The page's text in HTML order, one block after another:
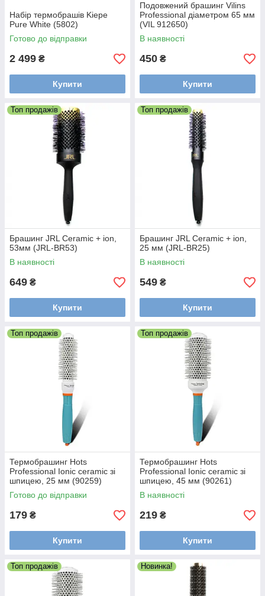
Набір термобрашів Kiepe
Pure White (5802)
Готово до відправки
2 499 ₴
Купити
Подовжений брашинг Vilins
Professional діаметром 65 мм
(VIL 912650)
В наявності
450 ₴
Купити
Топ продажів
Брашинг JRL Ceramic + ion,
53мм (JRL-BR53)
В наявності
649 ₴
Купити
Топ продажів
Брашинг JRL Ceramic + ion,
25 мм (JRL-BR25)
В наявності
549 ₴
Купити
Топ продажів
Термобрашинг Hots
Professional Ionic ceramic зі
шпицею, 25 мм (90259)
Готово до відправки
179 ₴
Купити
Топ продажів
Термобрашинг Hots
Professional Ionic ceramic зі
шпицею, 45 мм (90261)
В наявності
219 ₴
Купити
Топ продажів Новинка!